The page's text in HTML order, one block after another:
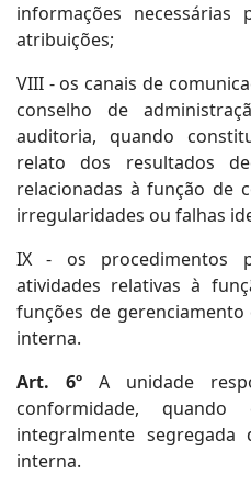
informações
atribuições;
VIII - os canais de
conselho de
auditoria, quando
relato dos resultados
relacionadas à função de
irregularidades ou falhas
IX - os procedimentos
atividades relativas à
funções de
interna.
Art. 6º A unidade
conformidade,
integralmente
interna.